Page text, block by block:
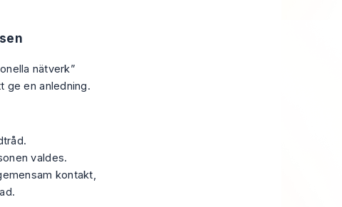
nätverk”
ge en anledning.
valdes.
kontakt,